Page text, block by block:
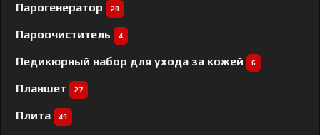
Парогенератор 28
Пароочиститель 4
Педикюрный набор для ухода за кожей 6
Планшет 27
Плита 49